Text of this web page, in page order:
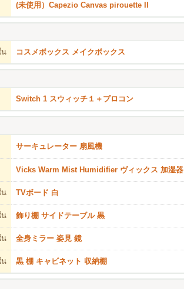
(未使用）Capezio Canvas pirouette II
น コスメボックス メイクボックス
Switch 1 スウィッチ１＋プロコン
サーキュレーター 扇風機
Vicks Warm Mist Humidifier ヴィックス 加湿器
น TVボード 白
น 飾り棚 サイドテーブル 黒
น 全身ミラー 姿見 鏡
น 黒 棚 キャビネット 収納棚